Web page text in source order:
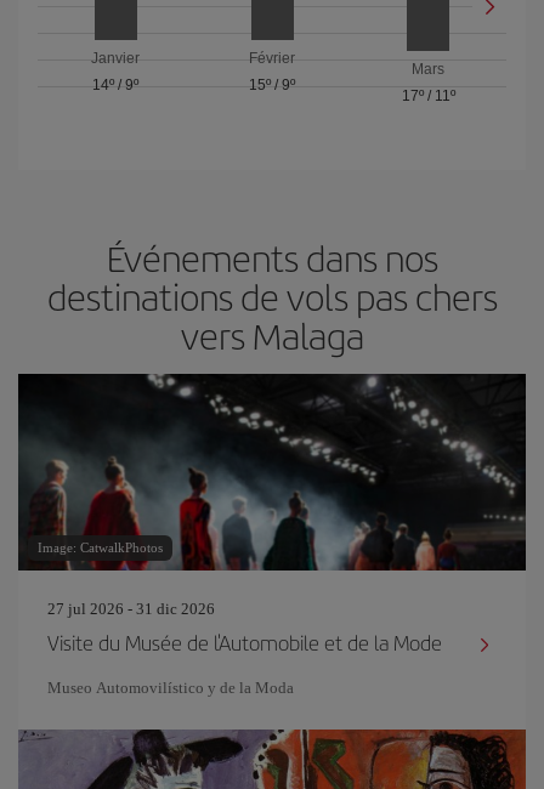
Janvier
14º /9º
Février
15º / 9º
Mars
17º/ 11º
Événements dans nos
destinations de vols pas chers
vers Malaga
Image: CatwalkPhotos
27 jul 2026 - 31 dic 2026
Visite du Musée de l'Automobile et de la Mode
Museo Automovilístico y de la Moda